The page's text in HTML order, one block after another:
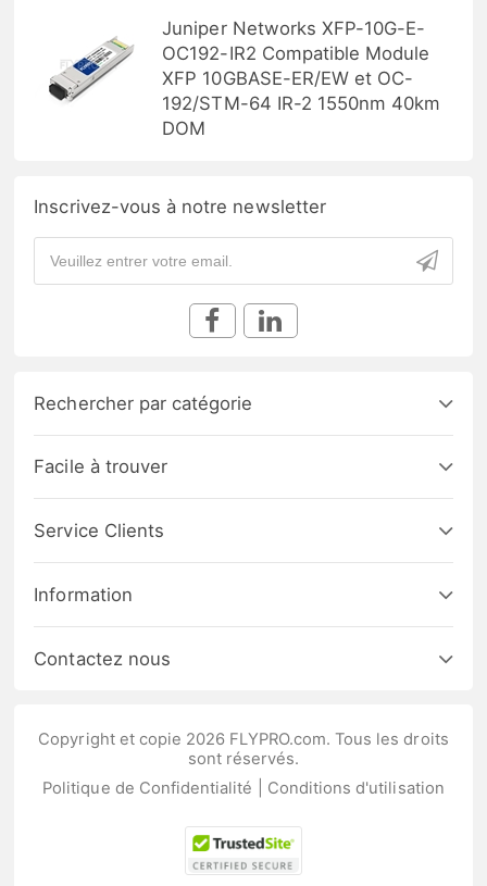
Juniper Networks XFP-10G-E-
OC192-IR2 Compatible Module
XFP 10GBASE-ER/EW et OC-
192/STM-64 IR-2 1550nm 40km
DOM
Inscrivez-vous à notre newsletter
Rechercher par catégorie
Facile à trouver
Service Clients
Information
Contactez nous
Copyright et copie 2026 FLYPRO.com. Tous les droits
sont réservés.
Politique de Confidentialité
Conditions d'utilisation